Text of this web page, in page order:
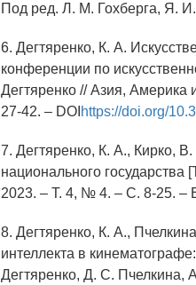
Под ред. Л. М. Гохберга, Я.
6. Дегтяренко, К. А.
конференции по
Дегтяренко // Азия,
27-42. – DOI https://doi.org/
7. Дегтяренко, К. А., Кирко,
национального
2023. – Т. 4, № 4. – С. 8-25. –
8. Дегтяренко, К. А.,
интеллекта в
Дегтяренко, Д. С.